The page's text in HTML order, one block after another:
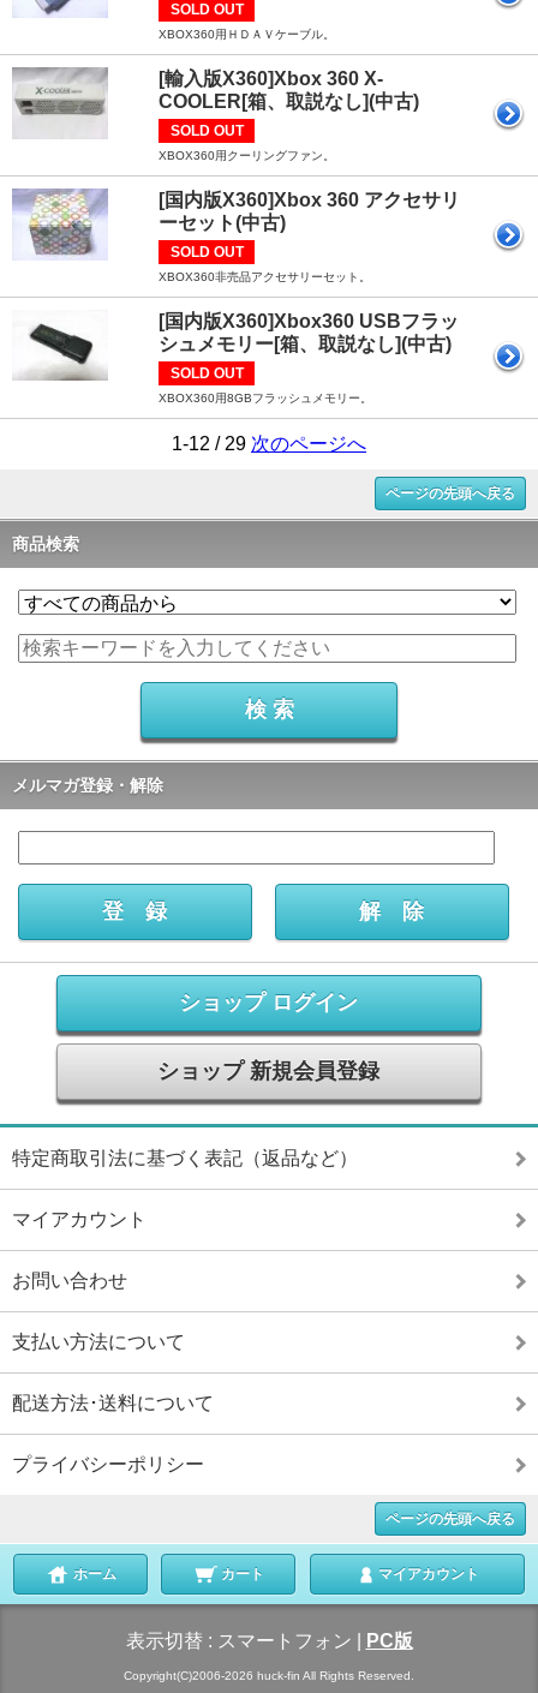
SOLD OUT
XBOX360用ＨＤＡＶケーブル。
[輸入版X360]Xbox 360 X-
COOLER[箱、取説なし](中古)
SOLD OUT
XBOX360用クーリングファン。
[国内版X360]Xbox 360 アクセサリ
ーセット(中古)
SOLD OUT
XBOX360非売品アクセサリーセット。
[国内版X360]Xbox360 USBフラッ
シュメモリー[箱、取説なし](中古)
SOLD OUT
XBOX360用8GBフラッシュメモリー。
1-12 / 29 次のページへ
ページの先頭へ戻る
商品検索
メルマガ登録・解除
ショップ ログイン
ショップ 新規会員登録
特定商取引法に基づく表記（返品など）
マイアカウント
お問い合わせ
支払い方法について
配送方法･送料について
プライバシーポリシー
ページの先頭へ戻る
ホーム カート マイアカウント
表示切替 : スマートフォン PC版
Copyright(C)2006-2026 huck-fin All Rights Reserved.